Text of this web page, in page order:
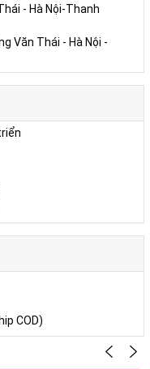
cầu và ngân sách
- Hà Nội-Thanh
Văn Thái - Hà Nội -
COD)